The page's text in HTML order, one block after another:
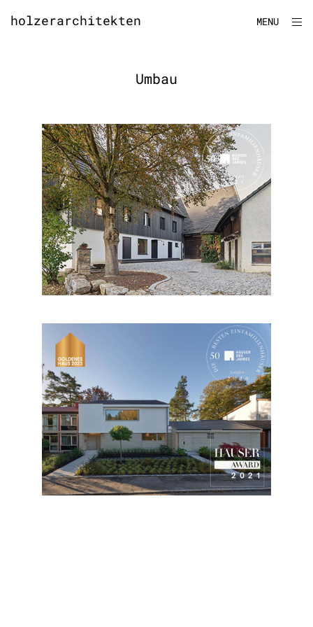
toholzerarchitekten MENU
Umbau